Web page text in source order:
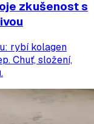
zkušenost s
rybí kolagen
Chuť, složení,